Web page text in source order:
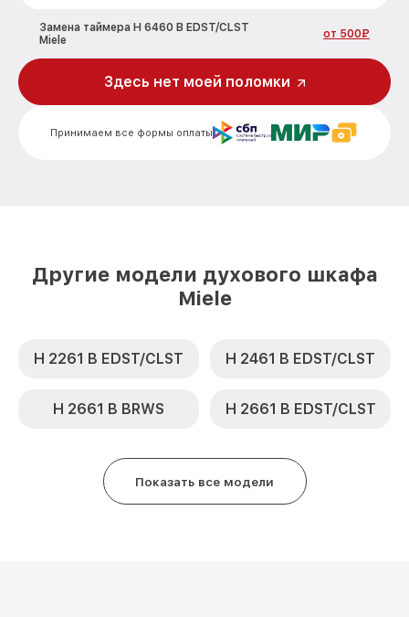
Замена таймера H 6460 B EDST/CLST
Miele
от 500₽
Замена предохранителя H 6460 B
EDST/CLST Miele
Замена шнура питания H 6460 B
EDST/CLST Miele
от 500₽
Принимаем все формы оплаты
Здесь нет моей поломки
Другие модели духового шкафа
Miele
H 2261 B EDST/CLST H 2461 B EDST/CLST
H 2661 B BRWS H 2661 B EDST/CLST
Показать все модели